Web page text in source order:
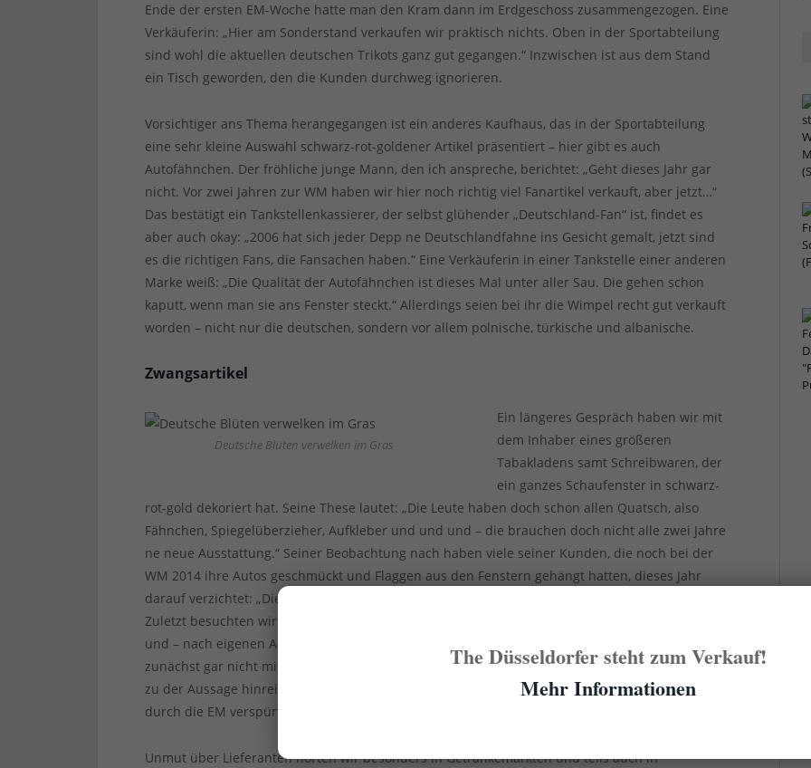
Ende der ersten EM-Woche hatte man den Kram dann im Erdgeschoss zusammengezogen. Eine
Verkäuferin: „Hier am Sonderstand verkaufen wir praktisch nichts. Oben in der Sportabteilung
sind wohl die aktuellen deutschen Trikots ganz gut gegangen.“ Inzwischen ist aus dem Stand
ein Tisch geworden, den die Kunden durchweg ignorieren.
Vorsichtiger ans Thema herangegangen ist ein anderes Kaufhaus, das in der Sportabteilung
eine sehr kleine Auswahl schwarz-rot-goldener Artikel präsentiert – hier gibt es auch
Autofähnchen. Der fröhliche junge Mann, den ich anspreche, berichtet: „Geht dieses Jahr gar
nicht. Vor zwei Jahren zur WM haben wir hier noch richtig viel Fanartikel verkauft, aber jetzt…“
Das bestätigt ein Tankstellenkassierer, der selbst glühender „Deutschland-Fan“ ist, findet es
aber auch okay: „2006 hat sich jeder Depp ne Deutschlandfahne ins Gesicht gemalt, jetzt sind
es die richtigen Fans, die Fansachen haben.“ Eine Verkäuferin in einer Tankstelle einer anderen
Marke weiß: „Die Qualität der Autofähnchen ist dieses Mal unter aller Sau. Die gehen schon
kaputt, wenn man sie ans Fenster steckt.“ Allerdings seien bei ihr die Wimpel recht gut verkauft
worden – nicht nur die deutschen, sondern vor allem polnische, türkische und albanische.
Zwangsartikel
Deutsche Blüten verwelken im Gras
Ein längeres Gespräch haben wir mit
dem Inhaber eines größeren
Tabakladens samt Schreibwaren, der
ein ganzes Schaufenster in schwarz-
rot-gold dekoriert hat. Seine These lautet: „Die Leute haben doch schon allen Quatsch, also
Fähnchen, Spiegelüberzieher, Aufkleber und und und – die brauchen doch nicht alle zwei Jahre
ne neue Ausstattung.“ Seiner Beobachtung nach haben viele seiner Kunden, die noch bei der
WM 2014 ihre Autos geschmückt und Flaggen aus den Fenstern gehängt hatten, dieses Jahr
darauf verzichtet: „Die wollen nicht mit diesen Pegida-Leuten in einen Topf geworfen werden.“
Zuletzt besuchten wir einen Flaggengroßhandel, der Fahnen in allen Größen und Qualitäten
und – nach eigenen Aussagen – für jeden noch so kleinen Staat anbietet. Hier wollte man
zunächst gar nicht mit uns sprechen. Der stellvertretende Geschäftsführer ließ sich dann doch
zu der Aussage hinreißen, dass das Unternehmen im laufenden Jahr so gut wie keine Effekte
durch die EM verspürt habe.
Unmut über Lieferanten hörten wir besonders in Getränkemärkten und teils auch in
The Düsseldorfer steht zum Verkauf!
Mehr Informationen